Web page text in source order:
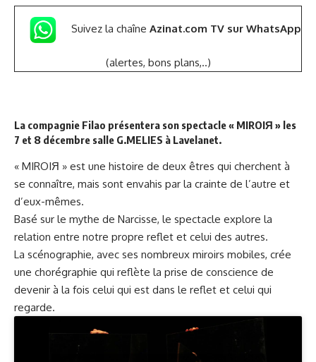
Suivez la chaîne Azinat.com TV sur WhatsApp
(alertes, bons plans,..)
La compagnie Filao présentera son spectacle « MIROIЯ » les
7 et 8 décembre salle G.MELIES à Lavelanet.
« MIROIЯ » est une histoire de deux êtres qui cherchent à
se connaître, mais sont envahis par la crainte de l’autre et
d’eux-mêmes.
Basé sur le mythe de Narcisse, le spectacle explore la
relation entre notre propre reflet et celui des autres.
La scénographie, avec ses nombreux miroirs mobiles, crée
une chorégraphie qui reflète la prise de conscience de
devenir à la fois celui qui est dans le reflet et celui qui
regarde.